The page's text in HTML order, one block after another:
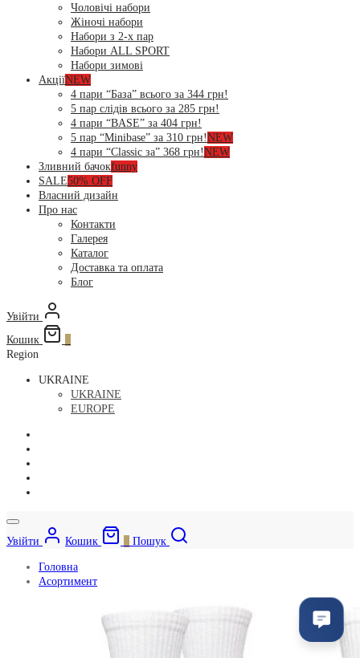
Чоловічі набори
Жіночі набори
Набори з 2-х пар
Набори ALL SPORT
Набори зимові
АкціїNEW
4 пари “База” всього за 344 грн!
5 пар слідів всього за 285 грн!
4 пари “BASE” за 404 грн!
5 пар “Minibase” за 310 грн!NEW
4 пари “Classic за” 368 грн!NEW
Зливний бачокfunny
SALE50% OFF
Власний дизайн
Про нас
Контакти
Галерея
Каталог
Доставка та оплата
Блог
Увійти
Кошик
Region
UKRAINE
UKRAINE
EUROPE
Увійти Кошик Пошук
Головна
Асортимент